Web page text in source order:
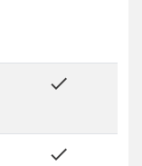
done
done